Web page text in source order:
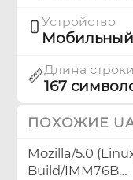
Устройство
Мобильный
📏Длина строки
167
ПОХОЖИЕ
Mozilla/5.0
Build/IMM76B…